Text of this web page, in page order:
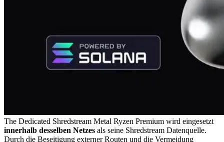
The Dedicated Shredstream Metal Ryzen Premium wird eingesetzt
innerhalb desselben Netzes als seine Shredstream Datenquelle.
Durch die Beseitigung externer Routen und die Vermeidung